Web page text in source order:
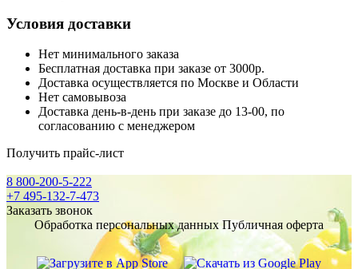
Условия доставки
Нет минимального заказа
Бесплатная доставка при заказе от 3000р.
Доставка осуществляется по Москве и Области
Нет самовывоза
Доставка день-в-день при заказе до 13-00, по
согласованию с менеджером
Получить прайс-лист
8 800-200-5-222
+7 495-132-7-473
Заказать звонок
Обработка персональных данных Публичная оферта